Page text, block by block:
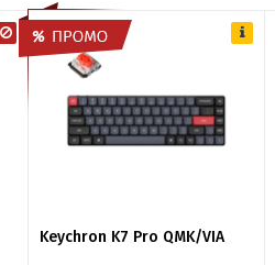
Keychron K7 Pro QMK/VIA